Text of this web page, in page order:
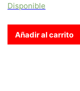
Disponible
Añadir al carrito